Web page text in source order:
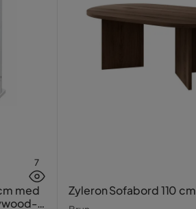
7
med
Zyleron Sofabord 110 cm